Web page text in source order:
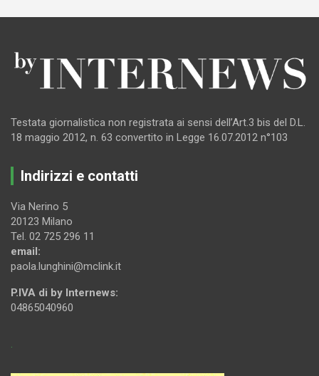
Testata giornalistica non registrata ai sensi dell’Art.3 bis del D.L.
18 maggio 2012, n. 63 convertito in Legge 16.07.2012 n°103
Indirizzi e contatti
Via Nerino 5
20123 Milano
Tel. 02 725 296 11
email:
paola.lunghini@mclink.it
P.IVA di by Internews:
04865040960
.